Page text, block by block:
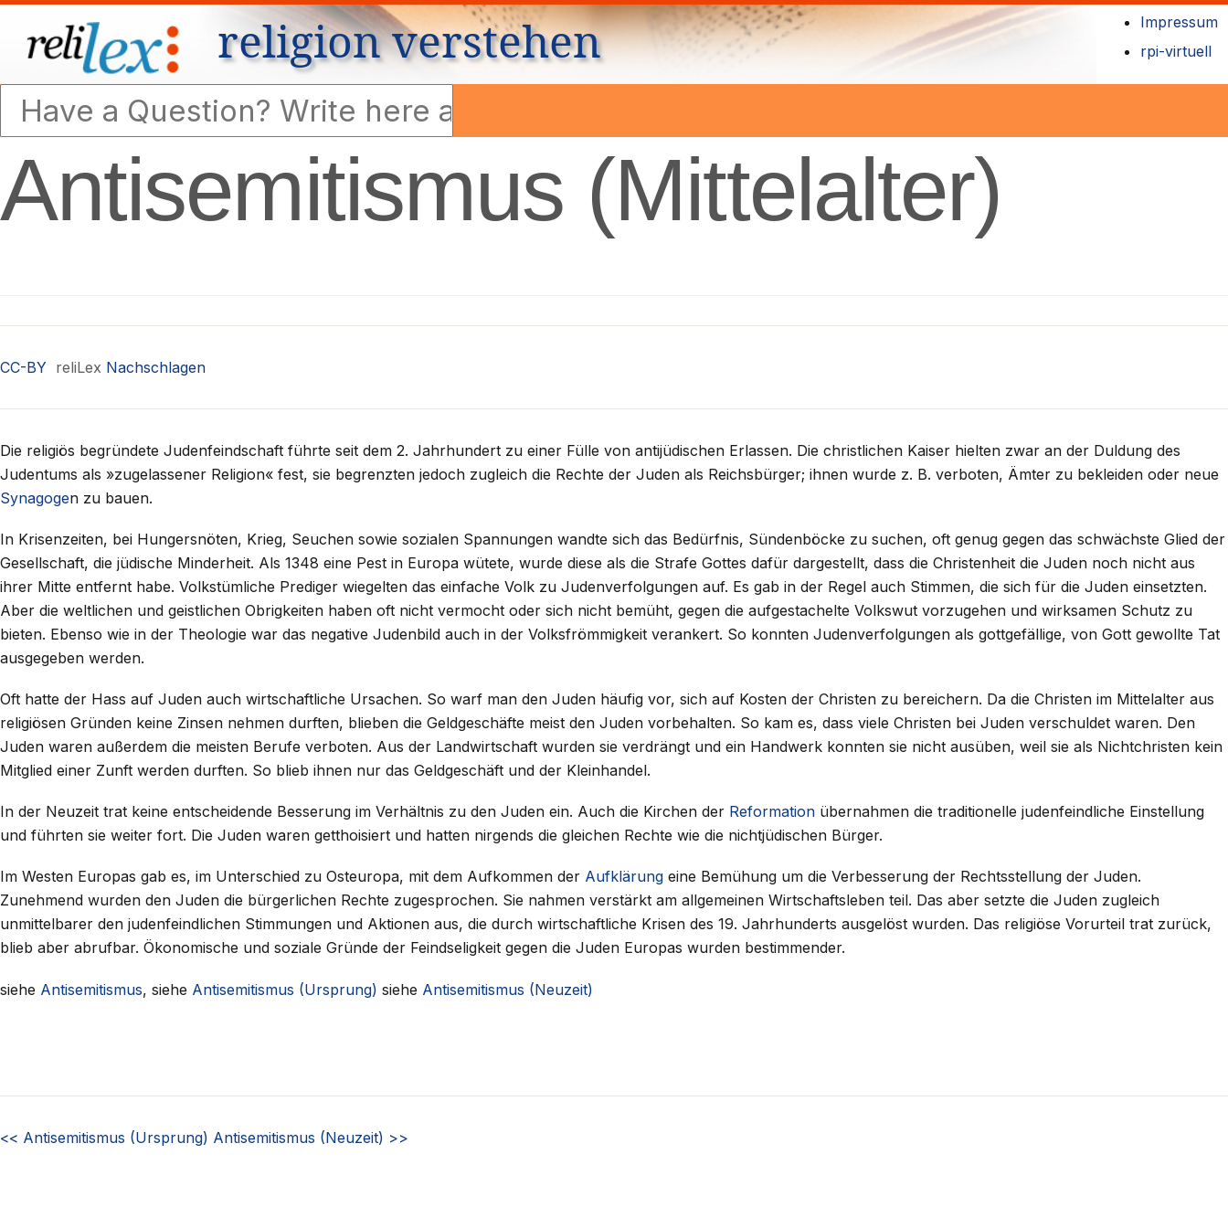
religion verstehen
Impressum
rpi-virtuell
Antisemitismus (Mittelalter)
CC-BY reliLex Nachschlagen
Die religiös begründete Judenfeindschaft führte seit dem 2. Jahrhundert zu einer Fülle von antijüdischen Erlassen. Die christlichen Kaiser hielten zwar an der Duldung des
Judentums als »zugelassener Religion« fest, sie begrenzten jedoch zugleich die Rechte der Juden als Reichsbürger; ihnen wurde z. B. verboten, Ämter zu bekleiden oder neue
Synagogen zu bauen.
In Krisenzeiten, bei Hungersnöten, Krieg, Seuchen sowie sozialen Spannungen wandte sich das Bedürfnis, Sündenböcke zu suchen, oft genug gegen das schwächste Glied der
Gesellschaft, die jüdische Minderheit. Als 1348 eine Pest in Europa wütete, wurde diese als die Strafe Gottes dafür dargestellt, dass die Christenheit die Juden noch nicht aus
ihrer Mitte entfernt habe. Volkstümliche Prediger wiegelten das einfache Volk zu Judenverfolgungen auf. Es gab in der Regel auch Stimmen, die sich für die Juden einsetzten.
Aber die weltlichen und geistlichen Obrigkeiten haben oft nicht vermocht oder sich nicht bemüht, gegen die aufgestachelte Volkswut vorzugehen und wirksamen Schutz zu
bieten. Ebenso wie in der Theologie war das negative Judenbild auch in der Volksfrömmigkeit verankert. So konnten Judenverfolgungen als gottgefällige, von Gott gewollte Tat
ausgegeben werden.
Oft hatte der Hass auf Juden auch wirtschaftliche Ursachen. So warf man den Juden häufig vor, sich auf Kosten der Christen zu bereichern. Da die Christen im Mittelalter aus
religiösen Gründen keine Zinsen nehmen durften, blieben die Geldgeschäfte meist den Juden vorbehalten. So kam es, dass viele Christen bei Juden verschuldet waren. Den
Juden waren außerdem die meisten Berufe verboten. Aus der Landwirtschaft wurden sie verdrängt und ein Handwerk konnten sie nicht ausüben, weil sie als Nichtchristen kein
Mitglied einer Zunft werden durften. So blieb ihnen nur das Geldgeschäft und der Kleinhandel.
In der Neuzeit trat keine entscheidende Besserung im Verhältnis zu den Juden ein. Auch die Kirchen der Reformation übernahmen die traditionelle judenfeindliche Einstellung
und führten sie weiter fort. Die Juden waren getthoisiert und hatten nirgends die gleichen Rechte wie die nichtjüdischen Bürger.
Im Westen Europas gab es, im Unterschied zu Osteuropa, mit dem Aufkommen der Aufklärung eine Bemühung um die Verbesserung der Rechtsstellung der Juden.
Zunehmend wurden den Juden die bürgerlichen Rechte zugesprochen. Sie nahmen verstärkt am allgemeinen Wirtschaftsleben teil. Das aber setzte die Juden zugleich
unmittelbarer den judenfeindlichen Stimmungen und Aktionen aus, die durch wirtschaftliche Krisen des 19. Jahrhunderts ausgelöst wurden. Das religiöse Vorurteil trat zurück,
blieb aber abrufbar. Ökonomische und soziale Gründe der Feindseligkeit gegen die Juden Europas wurden bestimmender.
siehe Antisemitismus, siehe Antisemitismus (Ursprung) siehe Antisemitismus (Neuzeit)
<< Antisemitismus (Ursprung) Antisemitismus (Neuzeit) >>